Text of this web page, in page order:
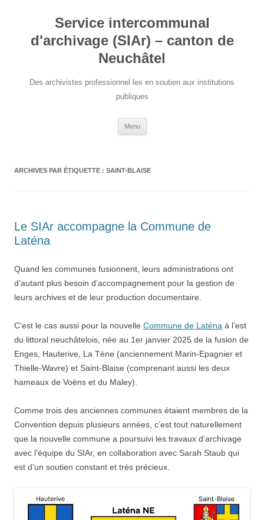
Service intercommunal
d'archivage (SIAr) – canton de
Neuchâtel
Des archivistes professionnel·les en soutien aux institutions
publiques
Menu
ARCHIVES PAR ÉTIQUETTE : SAINT-BLAISE
Le SIAr accompagne la Commune de
Laténa
Quand les communes fusionnent, leurs administrations ont
d’autant plus besoin d’accompagnement pour la gestion de
leurs archives et de leur production documentaire.
C’est le cas aussi pour la nouvelle Commune de Laténa à l’est
du littoral neuchâtelois, née au 1er janvier 2025 de la fusion de
Enges, Hauterive, La Tène (anciennement Marin-Epagnier et
Thielle-Wavre) et Saint-Blaise (comprenant aussi les deux
hameaux de Voëns et du Maley).
Comme trois des anciennes communes étaient membres de la
Convention depuis plusieurs années, c’est tout naturellement
que la nouvelle commune a poursuivi les travaux d’archivage
avec l’équipe du SIAr, en collaboration avec Sarah Staub qui
est d’un soutien constant et très précieux.